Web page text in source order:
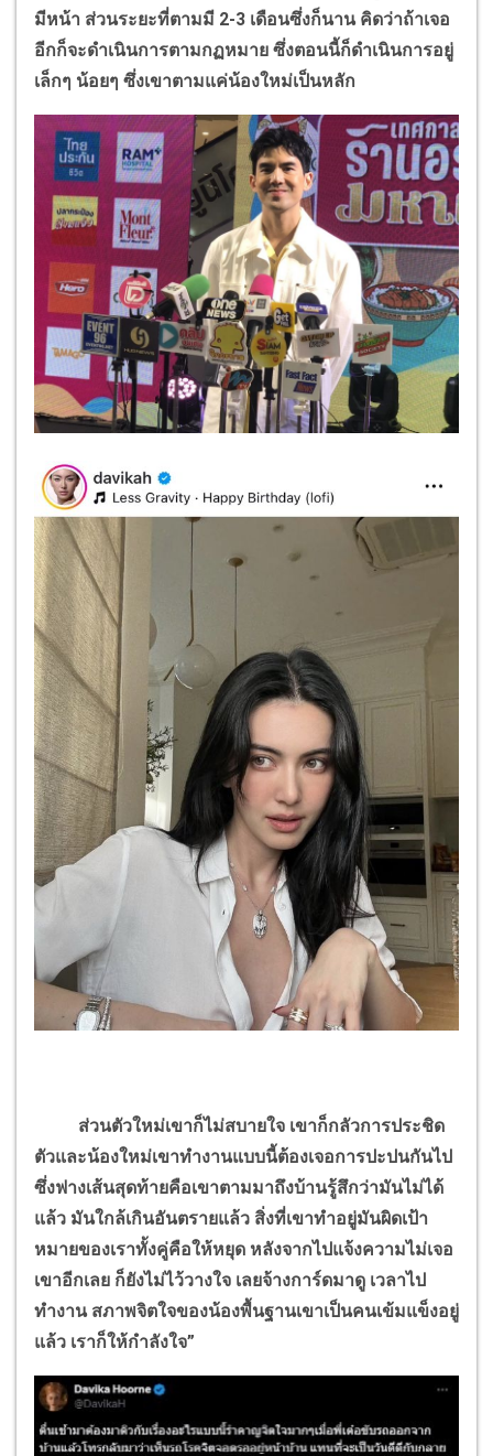
มีหน้า ส่วนระยะที่ตามมี 2-3 เดือนซึ่งก็นาน คิดว่าถ้าเจอ
อีกก็จะดำเนินการตามกฏหมาย ซึ่งตอนนี้ก็ดำเนินการอยู่
เล็กๆ น้อยๆ ซึ่งเขาตามแค่น้องใหม่เป็นหลัก
ส่วนตัวใหม่เขาก็ไม่สบายใจ เขาก็กลัวการประชิด
ตัวและน้องใหม่เขาทำงานแบบนี้ต้องเจอการปะปนกันไป
ซึ่งฟางเส้นสุดท้ายคือเขาตามมาถึงบ้านรู้สึกว่ามันไม่ได้
แล้ว มันใกล้เกินอันตรายแล้ว สิ่งที่เขาทำอยู่มันผิดเป้า
หมายของเราทั้งคู่คือให้หยุด หลังจากไปแจ้งความไม่เจอ
เขาอีกเลย ก็ยังไม่ไว้วางใจ เลยจ้างการ์ดมาดู เวลาไป
ทำงาน สภาพจิตใจของน้องพื้นฐานเขาเป็นคนเข้มแข็งอยู่
แล้ว เราก็ให้กำลังใจ”